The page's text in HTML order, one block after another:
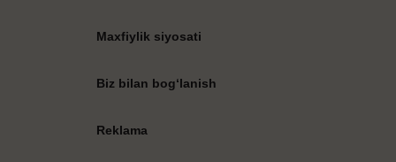
Maxfiylik siyosati
Biz bilan bog‘lanish
Reklama